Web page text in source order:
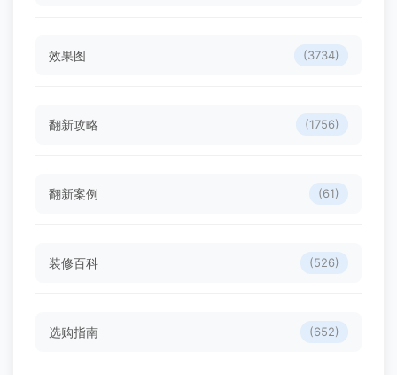
效果图 (3734)
翻新攻略 (1756)
翻新案例 (61)
装修百科 (526)
选购指南 (652)